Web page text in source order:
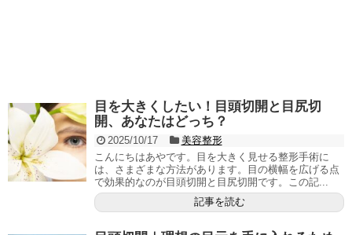
目を大きくしたい！目頭切開と目尻切
開、あなたはどっち？
2025/10/17
美容整形
こんにちはあやです。目を大きく見せる整形手術に
は、さまざまな方法があります。目の横幅を広げる点
で効果的なのが目頭切開と目尻切開です。この記...
記事を読む